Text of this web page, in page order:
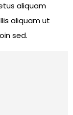
aliquam
aliquam ut
sed.